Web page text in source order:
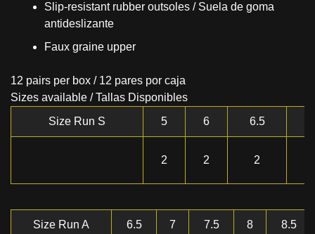
Slip-resistant rubber outsoles / Suela de goma
antideslizante
Faux graine upper
12 pairs per box / 12 pares por caja
Sizes available / Tallas Disponibles
Size Run S
5 6 6.5
2 2 2
Size Run A 6.5 7 7.5 8 8.5